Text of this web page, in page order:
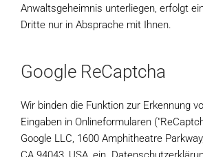
Anwaltsgeheimnis unterliegen, erfolgt
Dritte nur in Absprache mit Ihnen.
Google ReCaptcha
Wir binden die Funktion zur Erkennung
Eingaben in Onlineformularen
Google LLC, 1600 Amphitheatre